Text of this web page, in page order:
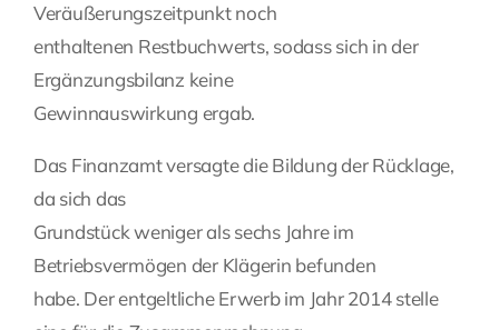
Veräußerungszeitpunkt noch
enthaltenen Restbuchwerts, sodass sich in der
Ergänzungsbilanz keine
Gewinnauswirkung ergab.
Das Finanzamt versagte die Bildung der Rücklage,
da sich das
Grundstück weniger als sechs Jahre im
Betriebsvermögen der Klägerin befunden
habe. Der entgeltliche Erwerb im Jahr 2014 stelle